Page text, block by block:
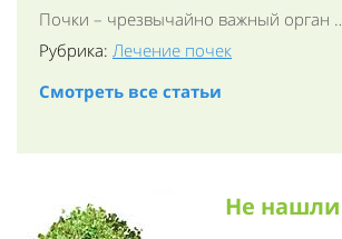
Почки – чрезвычайно важный орган …
Рубрика: Лечение почек
Смотреть все статьи
Не нашли